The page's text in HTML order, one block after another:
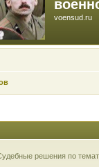
voensud.ru
решения по